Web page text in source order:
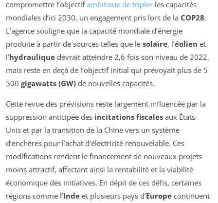
compromettre l’objectifambitieux de tripler les capacités
mondiales d’ici 2030, un engagement pris lors de la COP28.
L’agence souligne que la capacité mondiale d’énergie
produite à partir de sources telles que le solaire, l’éolien et
l’hydraulique devrait atteindre 2,6 fois son niveau de 2022,
mais reste en deçà de l’objectif initial qui prévoyait plus de 5
500 gigawatts (GW) de nouvelles capacités.
Cette revue des prévisions reste largement influencée par la
suppression anticipée des incitations fiscales aux États-
Unis et par la transition de la Chine vers un système
d’enchères pour l’achat d’électricité renouvelable. Ces
modifications rendent le financement de nouveaux projets
moins attractif, affectant ainsi la rentabilité et la viabilité
économique des initiatives. En dépit de ces défis, certaines
régions comme l’Inde et plusieurs pays d’Europe continuent